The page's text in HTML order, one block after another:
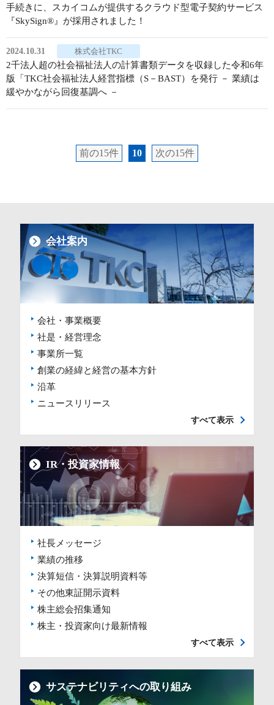
手続きに、スカイコムが提供するクラウド型電子契約サービス
『SkySign®』が採用されました！
2024.10.31 株式会社TKC
2千法人超の社会福祉法人の計算書類データを収録した令和6年
版「TKC社会福祉法人経営指標（S－BAST）を発行 － 業績は
緩やかながら回復基調へ －
前の15件 10 次の15件
会社案内
会社・事業概要
社是・経営理念
事業所一覧
創業の経緯と経営の基本方針
沿革
ニュースリリース
すべて表示
IR・投資家情報
社長メッセージ
業績の推移
決算短信・決算説明資料等
その他東証開示資料
株主総会招集通知
株主・投資家向け最新情報
すべて表示
サステナビリティへの取り組み